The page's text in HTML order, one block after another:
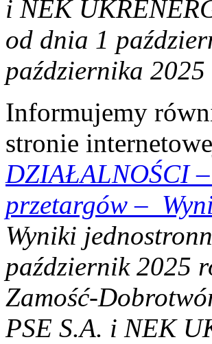
i NEK
od dnia 1
października 2025
Informujemy
stronie
DZIAŁALNOŚCI–
przetargów–
Wyniki
październik 2025
PSE S.A. i NEK